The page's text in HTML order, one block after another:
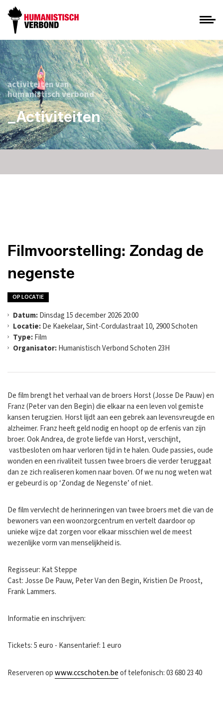
activiteiten van
humanistisch verbond
_Activiteiten
Filmvoorstelling: Zondag de
negenste
OP LOCATIE
Datum:Dinsdag 15 december 2026 20:00
Locatie:De Kaekelaar, Sint-Cordulastraat 10, 2900 Schoten
Type:Film
Organisator:Humanistisch Verbond Schoten 23H
De film brengt het verhaal van de broers Horst (Josse De Pauw) en
Franz (Peter van den Begin) die elkaar na een leven vol gemiste
kansen terugzien. Horst lijdt aan een gebrek aan levensvreugde en
alzheimer. Franz heeft geld nodig en hoopt op de erfenis van zijn
broer. Ook Andrea, de grote liefde van Horst, verschijnt,
vastbesloten om haar verloren tijd in te halen. Oude passies, oude
wonden en een rivaliteit tussen twee broers die verder teruggaat
dan ze zich realiseren komen naar boven. Of we nu nog weten wat
er gebeurd is op ‘Zondag de Negenste’ of niet.
De film vervlecht de herinneringen van twee broers met die van de
bewoners van een woonzorgcentrum en vertelt daardoor op
unieke wijze dat zorgen voor elkaar misschien wel de meest
wezenlijke vorm van menselijkheid is.
Regisseur: Kat Steppe
Cast: Josse De Pauw, Peter Van den Begin, Kristien De Proost,
Frank Lammers.
Informatie en inschrijven:
Tickets: 5 euro - Kansentarief: 1 euro
Reserveren opwww.ccschoten.beof telefonisch: 03 680 23 40